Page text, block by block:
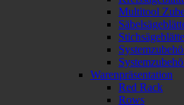
Multitool
Warenpräsentation
Red Rack
Rows